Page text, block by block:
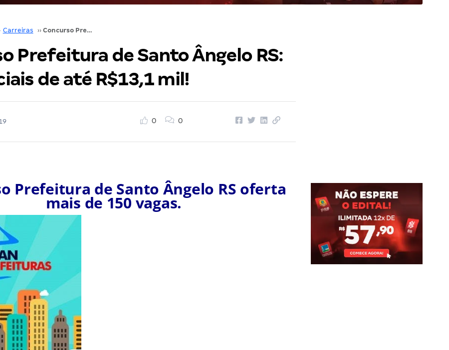
Carreiras ›› Concurso Prefeitura de Santo Ângelo RS: saiu! Iniciais de até R$13,1 mil!
Prefeitura de Santo Ângelo RS:
de até R$13,1 mil!
0 0
Prefeitura de Santo Ângelo RS oferta
mais de 150 vagas.